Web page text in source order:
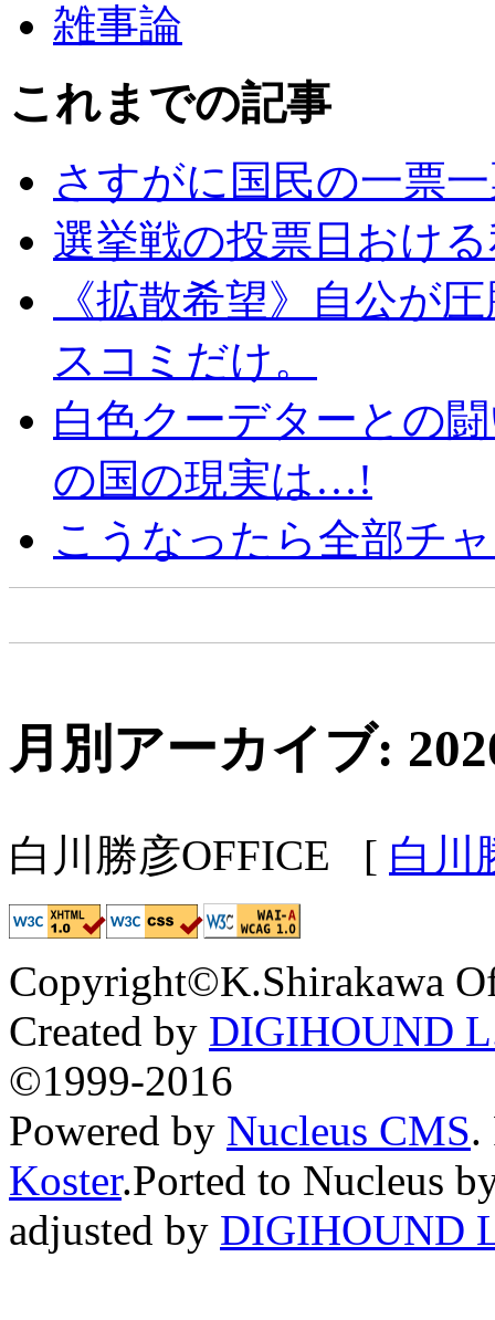
雑事論
これまでの記事
さすがに国民の一票
選挙戦の投票日おけ
《拡散希望》自公が
スコミだけ。
白色クーデターとの
の国の現実は…!
こうなったら全部チ
月別アーカイブ:
白川勝彦OFFICE [ 白川
Copyright©K.Shirakawa
Created by DIGIHOUND
©1999-2016
Powered by Nucleus CMS.
Koster.Ported to Nucleus
adjusted by DIGIHOUND